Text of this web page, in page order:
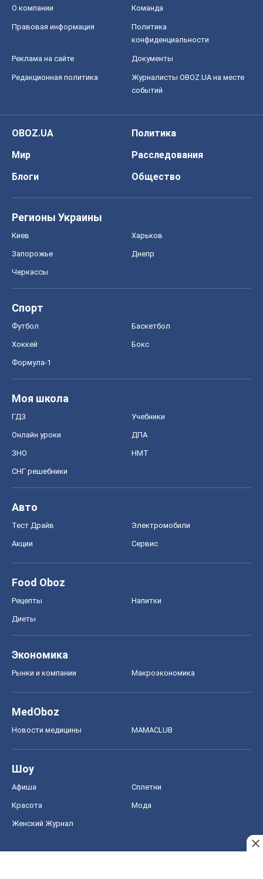
О компании Команда
Правовая информация
Политика
конфиденциальности
Реклама на сайте Документы
Редакционная политика
Журналисты OBOZ.UA на месте
событий
OBOZ.UA
Политика
Мир
Расследования
Блоги
Общество
Регионы Украины
Киев Харьков
Запорожье Днепр
Черкассы
Спорт
Футбол Баскетбол
Хоккей Бокс
Формула-1
Моя школа
ГДЗ Учебники
Онлайн уроки ДПА
ЗНО НМТ
СНГ решебники
Авто
Тест Драйв Электромобили
Акции Сервис
Food Oboz
Рецепты Напитки
Диеты
Экономика
Рынки и компании Mакроэкономика
MedOboz
Новости медицины MAMACLUB
Шоу
Афиша Сплетни
Красота Мода
Женский Журнал